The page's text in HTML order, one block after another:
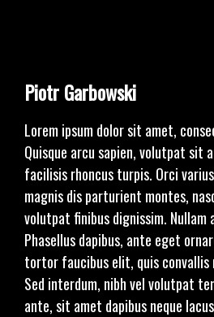
Piotr Garbowski
Lorem ipsum dolor sit amet,
Quisque arcu sapien, volutpat sit
facilisis rhoncus turpis. Orci
magnis dis parturient montes,
volutpat finibus dignissim. Nullam
Phasellus dapibus, ante eget
tortor faucibus elit, quis convallis
Sed interdum, nibh vel volutpat
ante, sit amet dapibus neque